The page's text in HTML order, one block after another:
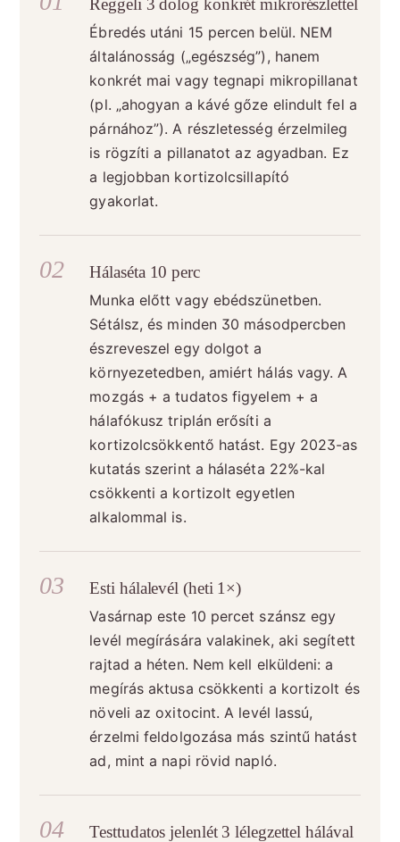
Ébredés utáni 15 percen belül. NEM
általánosság („egészség”), hanem
konkrét mai vagy tegnapi mikropillanat
(pl. „ahogyan a kávé gőze elindult fel a
párnához”). A részletesség érzelmileg
is rögzíti a pillanatot az agyadban. Ez
a legjobban kortizolcsillapító
gyakorlat.
Hálaséta 10 perc
Munka előtt vagy ebédszünetben.
Sétálsz, és minden 30 másodpercben
észreveszel egy dolgot a
környezetedben, amiért hálás vagy. A
mozgás + a tudatos figyelem + a
hálafókusz triplán erősíti a
kortizolcsökkentő hatást. Egy 2023-as
kutatás szerint a hálaséta 22%-kal
csökkenti a kortizolt egyetlen
alkalommal is.
Esti hálalevél (heti 1×)
Vasárnap este 10 percet szánsz egy
levél megírására valakinek, aki segített
rajtad a héten. Nem kell elküldeni: a
megírás aktusa csökkenti a kortizolt és
növeli az oxitocint. A levél lassú,
érzelmi feldolgozása más szintű hatást
ad, mint a napi rövid napló.
Testtudatos jelenlét 3 lélegzettel hálával